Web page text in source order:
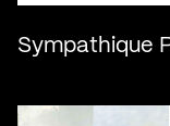
Sympathique